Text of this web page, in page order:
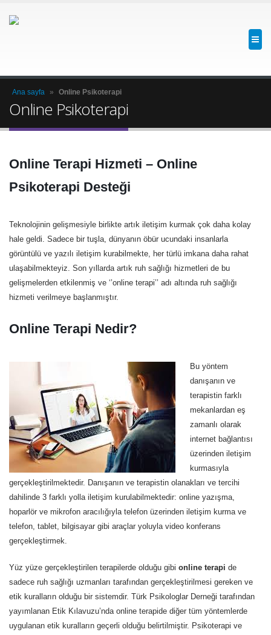
Ana sayfa » Online Psikoterapi
Online Psikoterapi
Online Terapi Hizmeti – Online
Psikoterapi Desteği
Teknolojinin gelişmesiyle birlikte artık iletişim kurmak çok daha kolay
hale geldi. Sadece bir tuşla, dünyanın öbür ucundaki insanlarla
görüntülü ve yazılı iletişim kurabilmekte, her türlü imkana daha rahat
ulaşabilmekteyiz. Son yıllarda artık ruh sağlığı hizmetleri de bu
gelişmelerden etkilenmiş ve ‘’online terapi’’ adı altında ruh sağlığı
hizmeti verilmeye başlanmıştır.
Online Terapi Nedir?
Bu yöntem
danışanın ve
terapistin farklı
mekanlardan eş
zamanlı olarak
internet bağlantısı
üzerinden iletişim
kurmasıyla
gerçekleştirilmektedir. Danışanın ve terapistin olanakları ve tercihi
dahilinde 3 farklı yolla iletişim kurulabilmektedir: online yazışma,
hoparlör ve mikrofon aracılığıyla telefon üzerinden iletişim kurma ve
telefon, tablet, bilgisayar gibi araçlar yoluyla video konferans
gerçekleştirmek.
Yüz yüze gerçekleştirilen terapilerde olduğu gibi online terapi de
sadece ruh sağlığı uzmanları tarafından gerçekleştirilmesi gereken ve
etik kuralların olduğu bir sistemdir. Türk Psikologlar Derneği tarafından
yayımlanan Etik Kılavuzu’nda online terapide diğer tüm yöntemlerde
uygulanan etik kuralların geçerli olduğu belirtilmiştir. Psikoterapi ve